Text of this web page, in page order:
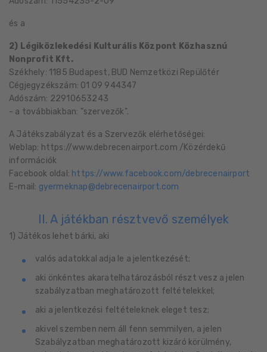
és a
2) Légiközlekedési Kulturális Központ Közhasznú
Nonprofit Kft.
Székhely: 1185 Budapest, BUD Nemzetközi Repülőtér
Cégjegyzékszám: 01 09 944347
Adószám: 22910653243
- a továbbiakban: "szervezők".
A Játékszabályzat és a Szervezők elérhetőségei:
Weblap: https://www.debrecenairport.com /Közérdekű
információk
Facebook oldal: https://www.facebook.com/debrecenairport
E-mail:
@
II. A játékban résztvevő személyek
1) Játékos lehet bárki, aki
valós adatokkal adja le a jelentkezését;
aki önkéntes akaratelhatározásból részt vesz a jelen
szabályzatban meghatározott feltételekkel;
aki a jelentkezési feltételeknek eleget tesz;
akivel szemben nem áll fenn semmilyen, a jelen
Szabályzatban meghatározott kizáró körülmény,